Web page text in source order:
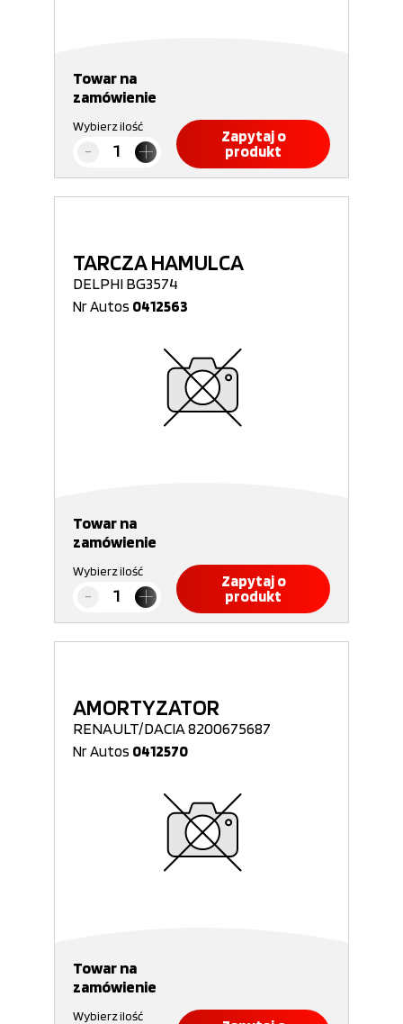
Towar na
zamówienie
Wybierz ilość
Zapytaj o
produkt
TARCZA HAMULCA
DELPHI BG3574
Nr Autos 0412563
Towar na
zamówienie
Wybierz ilość
Zapytaj o
produkt
AMORTYZATOR
RENAULT/DACIA 8200675687
Nr Autos 0412570
Towar na
zamówienie
Wybierz ilość